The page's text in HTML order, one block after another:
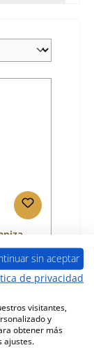
sin aceptar
de privacidad
visitantes,
y
obtener más
ajustes.